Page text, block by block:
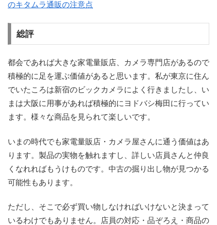
のキタムラ通販の注意点
総評
都会であれば大きな家電量販店、カメラ専門店があるので
積極的に足を運ぶ価値があると思います。私が東京に住ん
でいたころは新宿のビックカメラによく行きましたし、い
まは大阪に用事があれば積極的にヨドバシ梅田に行ってい
ます。様々な商品を見られて楽しいです。
いまの時代でも家電量販店・カメラ屋さんに通う価値はあ
ります。製品の実物を触れますし、詳しい店員さんと仲良
くなれればもうけものです。中古の掘り出し物が見つかる
可能性もあります。
ただし、そこで必ず買い物しなければいけないと決まって
いるわけでもありません。店員の対応・品ぞろえ・商品の